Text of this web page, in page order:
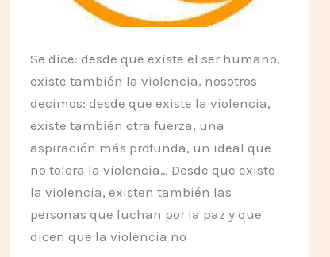
Se dice: desde que existe el ser humano,
existe también la violencia, nosotros
decimos: desde que existe la violencia,
existe también otra fuerza, una
aspiración más profunda, un ideal que
no tolera la violencia… Desde que existe
la violencia, existen también las
personas que luchan por la paz y que
dicen que la violencia no